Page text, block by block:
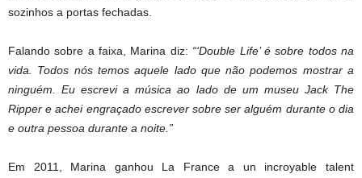
sozinhos a portas fechadas.
Falando sobre a faixa, Marina diz: “‘Double Life’ é sobre todos na
vida. Todos nós temos aquele lado que não podemos mostrar a
ninguém. Eu escrevi a música ao lado de um museu Jack The
Ripper e achei engraçado escrever sobre ser alguém durante o dia
e outra pessoa durante a noite.”
Em 2011, Marina ganhou La France a un incroyable talent